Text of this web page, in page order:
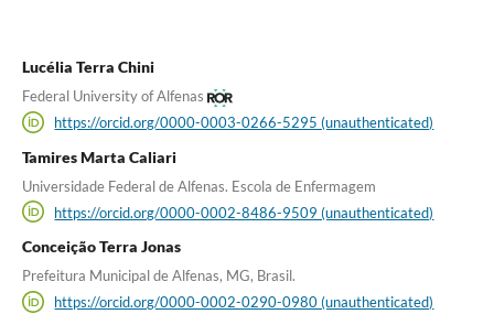
Lucélia Terra Chini
Federal University of Alfenas
https://orcid.org/0000-0003-0266-5295 (unauthenticated)
Tamires Marta Caliari
Universidade Federal de Alfenas. Escola de Enfermagem
https://orcid.org/0000-0002-8486-9509 (unauthenticated)
Conceição Terra Jonas
Prefeitura Municipal de Alfenas, MG, Brasil.
https://orcid.org/0000-0002-0290-0980 (unauthenticated)